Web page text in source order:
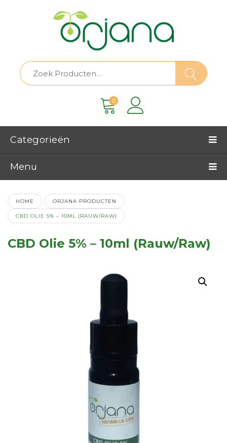
0
Categorieën
Menu
HOME ORJANA PRODUCTEN
CBD OLIE 5% – 10ML (RAUW/RAW)
CBD Olie 5% – 10ml (Rauw/Raw)